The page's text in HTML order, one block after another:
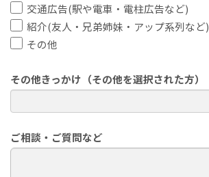
交通広告(駅や電車・電柱広告など)
紹介(友人・兄弟姉妹・アップ系列など)
その他
その他きっかけ（その他を選択された方）
ご相談・ご質問など